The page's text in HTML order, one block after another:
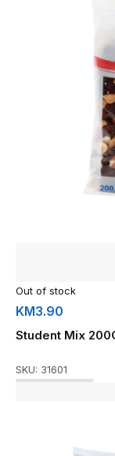
Out of stock
KM3.90
Student Mix
SKU: 31601